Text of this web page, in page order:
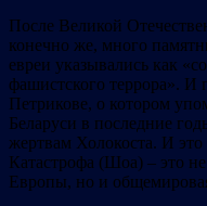
После Великой
конечно же, много
евреи указывались как
фашистского террора». И
Петрикове, о котором
Беларуси в последние
жертвам Холокоста. И
Катастрофа (Шоа) – это не
Европы, но и